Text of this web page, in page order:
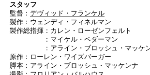
スタッフ
監督： デヴィッド・フランケル
製作：ウェンディ・フィネルマン
製作総指揮：カレン・ローゼンフェルト
：マイケル・ベダーマン
：アライン・ブロッシュ・マッケ
原作：ローレン・ワイズバーガー
脚本：アライン・ブロッシュ・マッケンナ